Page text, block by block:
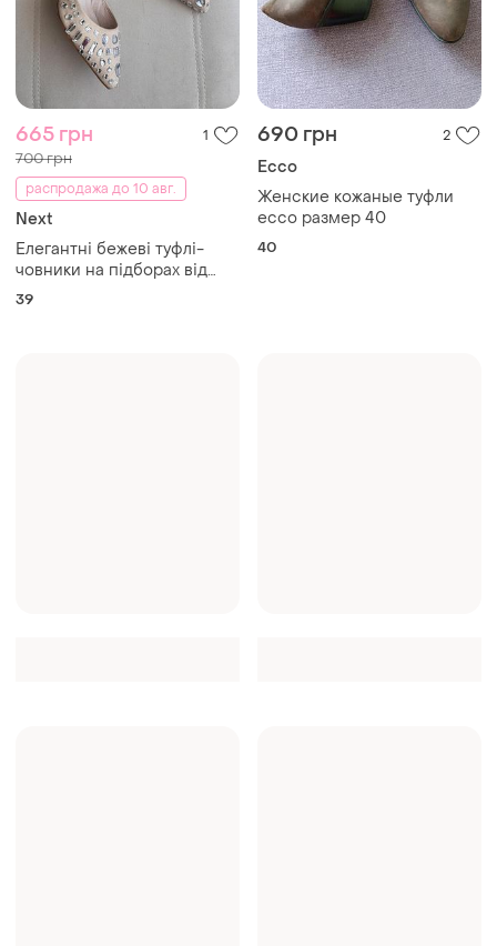
665 грн 1
700 грн
распродажа до 10 авг.
Next
Елегантні бежеві туфлі-
човники на підборах від
бренду next, щедро
39
690 грн 2
Ecco
Женские кожаные туфли
ecco размер 40
40